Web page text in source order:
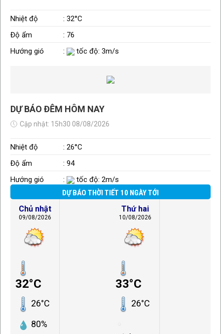
Nhiệt độ
: 32°C
Độ ẩm
: 76
Hướng gió
: tốc độ: 3m/s
DỰ BÁO ĐÊM HÔM NAY
Cập nhật: 15h30 08/08/2026
Nhiệt độ
: 26°C
Độ ẩm
: 94
Hướng gió
:
tốc độ: 2m/s
DỰ BÁO THỜI TIẾT 10 NGÀY TỚI
Chủ nhật
09/08/2026
32°C
26°C
80%
Thứ hai
10/08/2026
33°C
26°C